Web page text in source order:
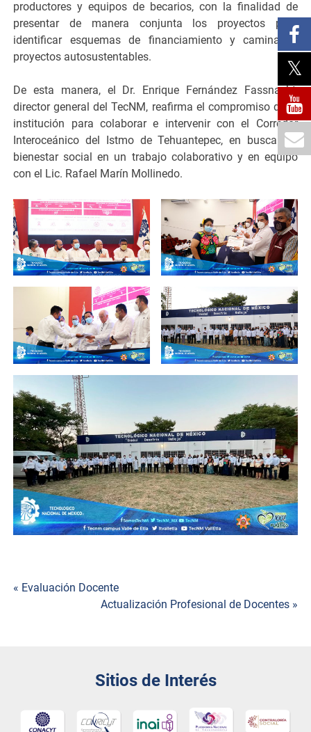
productores y equipos de becarios, con la finalidad de
presentar de manera conjunta los proyectos para
identificar esquemas de financiamiento y caminar a
proyectos autosustentables.
De esta manera, el Dr. Enrique Fernández Fassnacht,
director general del TecNM, reafirma el compromiso de la
institución para colaborar e intervenir con el Corredor
Interoceánico del Istmo de Tehuantepec, en busca del
bienestar social en un trabajo colaborativo y en equipo
con el Lic. Rafael Marín Mollinedo.
« Evaluación Docente
Actualización Profesional de Docentes »
Sitios de Interés